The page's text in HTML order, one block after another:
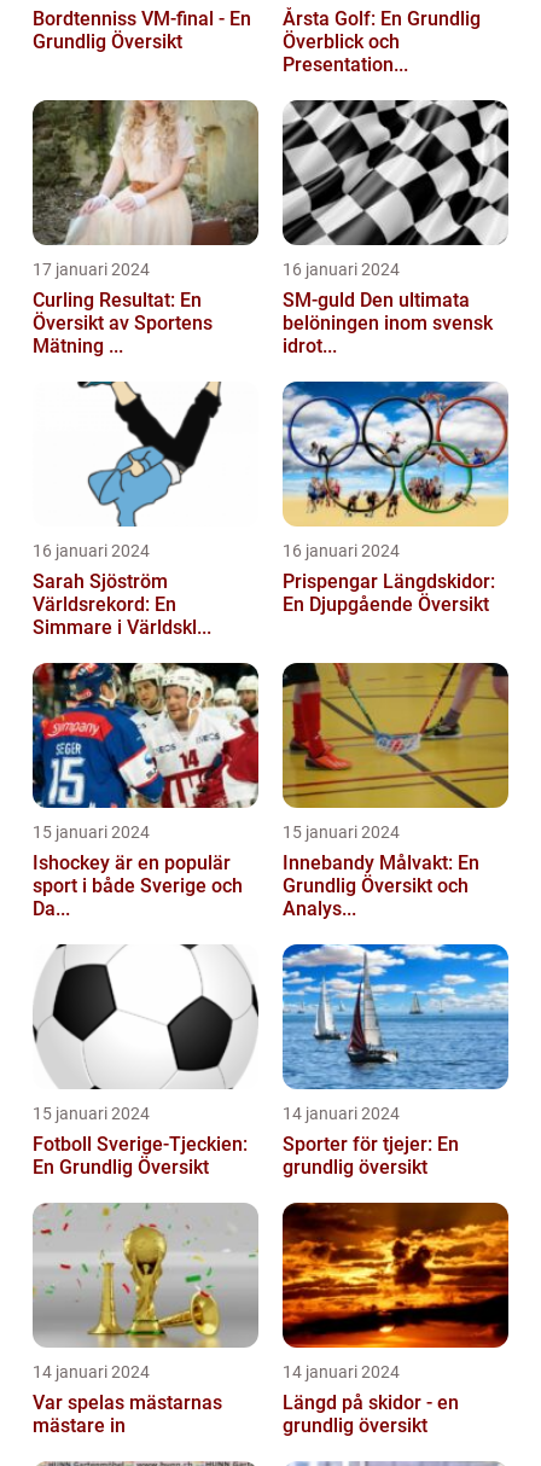
Bordtenniss VM-final - En
Grundlig Översikt
Årsta Golf: En Grundlig
Överblick och
Presentation...
17 januari 2024
Curling Resultat: En
Översikt av Sportens
Mätning ...
16 januari 2024
SM-guld Den ultimata
belöningen inom svensk
idrot...
16 januari 2024
Sarah Sjöström
Världsrekord: En
Simmare i Världskl...
16 januari 2024
Prispengar Längdskidor:
En Djupgående Översikt
15 januari 2024
Ishockey är en populär
sport i både Sverige och
Da...
15 januari 2024
Innebandy Målvakt: En
Grundlig Översikt och
Analys...
15 januari 2024
Fotboll Sverige-Tjeckien:
En Grundlig Översikt
14 januari 2024
Sporter för tjejer: En
grundlig översikt
14 januari 2024
Var spelas mästarnas
mästare in
14 januari 2024
Längd på skidor - en
grundlig översikt